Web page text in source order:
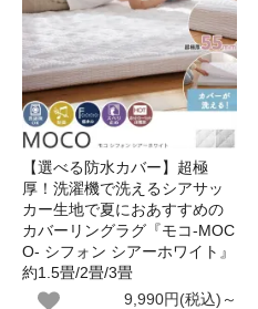
【選べる防水カバー】超極
厚！洗濯機で洗えるシアサッ
カー生地で夏におあすすめの
カバーリングラグ『モコ-MOC
O- シフォン シアーホワイト』
約1.5畳/2畳/3畳
9,990円(税込)～